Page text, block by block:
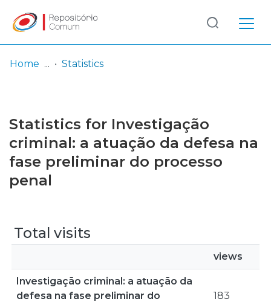
Browse repository
Entities
Log
In
(current)
Home Statistics
Statistics for Investigação
criminal: a atuação da defesa na
fase preliminar do processo
penal
Total visits
views
Investigação criminal: a atuação da
defesa na fase preliminar do
183